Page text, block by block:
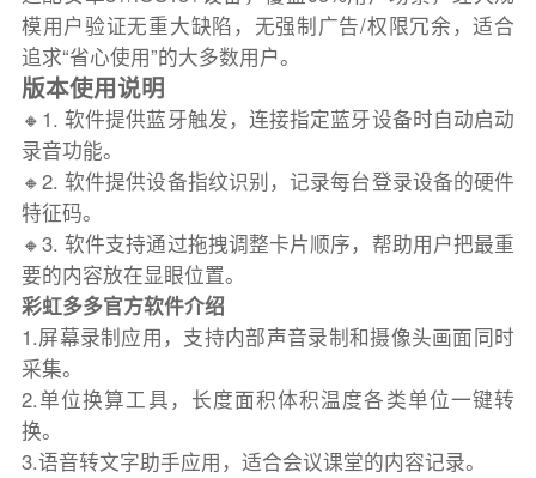
模用户验证无重大缺陷，无强制广告/权限冗余，适合
追求“省心使用”的大多数用户。
版本使用说明
🔸1. 软件提供蓝牙触发，连接指定蓝牙设备时自动启动
录音功能。
🔸2. 软件提供设备指纹识别，记录每台登录设备的硬件
特征码。
🔸3. 软件支持通过拖拽调整卡片顺序，帮助用户把最重
要的内容放在显眼位置。
彩虹多多官方软件介绍
1.屏幕录制应用，支持内部声音录制和摄像头画面同时
采集。
2.单位换算工具，长度面积体积温度各类单位一键转
换。
3.语音转文字助手应用，适合会议课堂的内容记录。